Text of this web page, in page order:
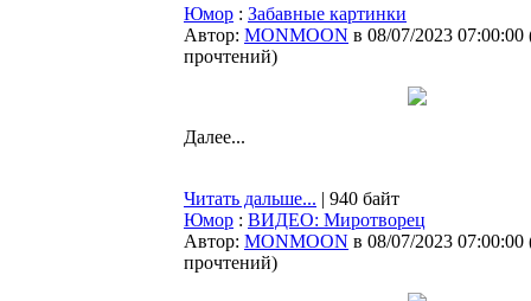
Юмор : Забавные картинки
Автор: MONMOON в 08/07/2023 07:00:00
прочтений)
Далее...
Читать дальше... | 940 байт
Юмор : ВИДЕО: Миротворец
Автор: MONMOON в 08/07/2023 07:00:00
прочтений)